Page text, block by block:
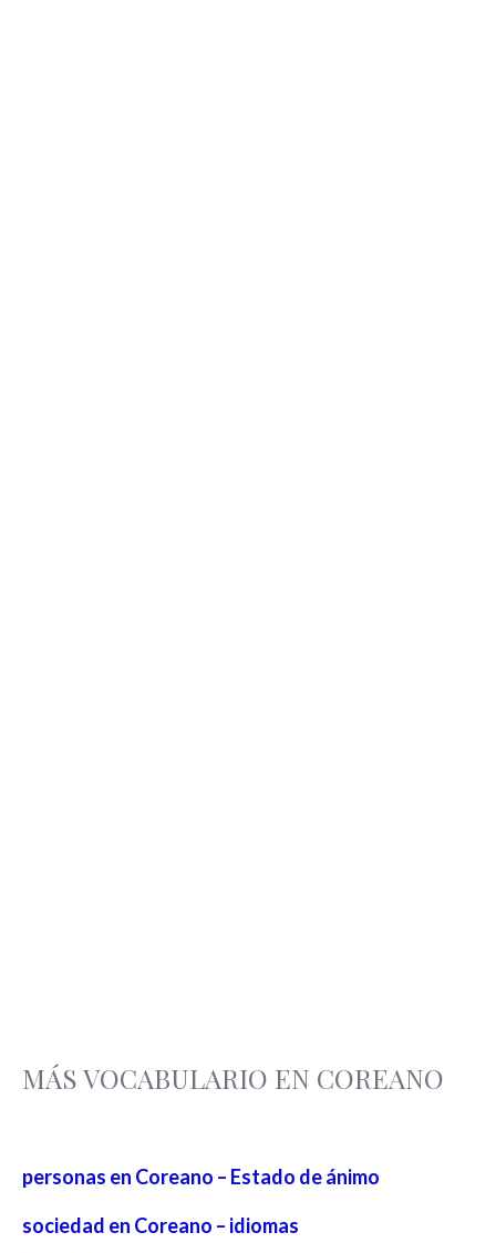
MÁS VOCABULARIO EN COREANO
personas en Coreano – Estado de ánimo
sociedad en Coreano – idiomas